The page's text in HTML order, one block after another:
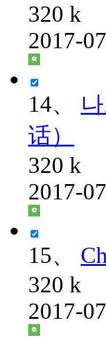
320 k
2017-
14、
话）
320 k
2017-
15、
320 k
2017-